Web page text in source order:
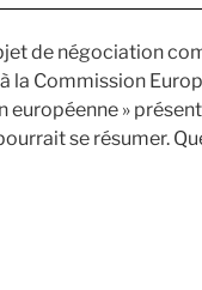
de négociation
la Commission
européenne »
se résumer.